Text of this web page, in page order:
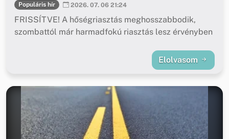
Populáris hír 2026. 07. 06 21:24
FRISSÍTVE! A hőségriasztás meghosszabbodik,
szombattól már harmadfokú riasztás lesz érvényben
Elolvasom